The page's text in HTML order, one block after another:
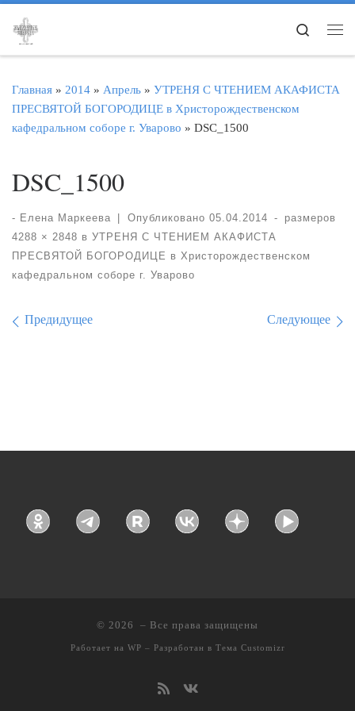
Перейти к содержимому
Search
Главная » 2014 » Апрель » УТРЕНЯ С ЧТЕНИЕМ АКАФИСТА
ПРЕСВЯТОЙ БОГОРОДИЦЕ в Христорождественском
кафедральном соборе г. Уварово » DSC_1500
DSC_1500
- Елена Маркеева Опубликовано 05.04.2014 -
размеров
4288 × 2848 в УТРЕНЯ С ЧТЕНИЕМ АКАФИСТА
ПРЕСВЯТОЙ БОГОРОДИЦЕ в Христорождественском
кафедральном соборе г. Уварово
Навигация по
Предидущее Следующее
© 2026 – Все права защищены
Работает на WP – Разработан в Тема Customizr